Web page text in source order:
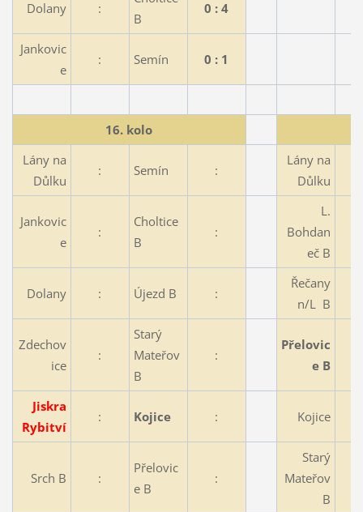
Dolany :
B
0 : 4
Jankovic
e
: Semín 0 : 1
16. kolo
Lány na
Důlku
: Semín :
Lány na
Důlku
Jankovic
e
:
Choltice
B
:
L.
Bohdan
eč B
Dolany : Újezd B :
Řečany
n/L B
Zdechov
ice
:
Starý
Mateřov
B
:
Přelovic
e B
Jiskra
Rybitví
: Kojice : Kojice
Srch B :
Přelovic
e B
:
Starý
Mateřov
B